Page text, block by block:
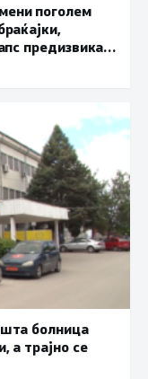
поголем
предизвикан
болница
а трајно се